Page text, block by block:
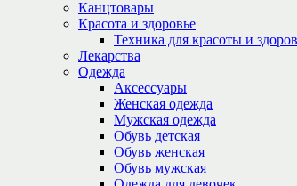
Канцтовары
Красота и здоровье
Техника для красоты и
Лекарства
Одежда
Аксессуары
Женская одежда
Мужская одежда
Обувь детская
Обувь женская
Обувь мужская